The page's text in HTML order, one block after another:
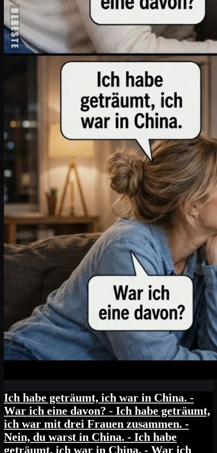
Ich habe geträumt, ich war in China. -
War ich eine davon? - Ich habe geträumt,
ich war mit drei Frauen zusammen. -
Nein, du warst in China. - Ich habe
geträumt, ich war in China. - War ich